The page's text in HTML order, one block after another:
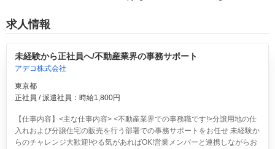
求人情報
未経験から正社員へ/不動産業界の事務サポート
アデコ株式会社
東京都
正社員 / 派遣社員：時給1,800円
【仕事内容】<主な仕事内容> <不動産業界での事務職です!>分譲用地の仕
入れおよび分譲住宅の販売を行う部署での事務サポートをお任せ 未経験か
らのチャレンジ大歓迎!やる気があればOK!営業メンバーと連携しながらお